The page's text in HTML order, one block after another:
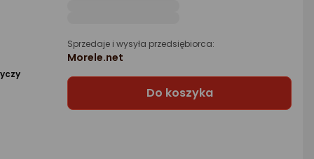
Sprzedaje i wysyła przedsiębiorca:
Morele.net
Do koszyka